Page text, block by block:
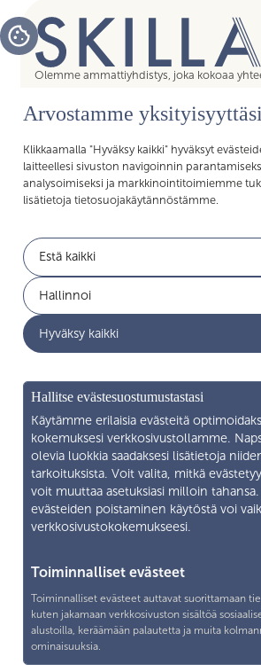
Arvostamme yksityisyyttäsi
Klikkaamalla "Hyväksy kaikki" hyväksyt
laitteellesi sivuston navigoinnin
analysoimiseksi ja markkinointitoimiemme
lisätietoja tietosuojakäytännöstämme.
Estä kaikki
Hallinnoi
Hyväksy kaikki
Hallitse evästesuostumustastasi
Käytämme erilaisia evästeitä
kokemuksesi verkkosivustollamme.
olevia luokkia saadaksesi lisätietoja
tarkoituksista. Voit valita, mitkä
voit muuttaa asetuksiasi milloin
evästeiden poistaminen käytöstä voi
verkkosivustokokemukseesi.
Toiminnalliset evästeet
Toiminnalliset evästeet auttavat suorittamaan
kuten jakamaan verkkosivuston sisältöä
alustoilla, keräämään palautetta ja muita
ominaisuuksia.
Olemme ammattiyhdistys, joka kokoaa
esihenkilöt ja päälliköt – kaikki sujuvan
Liittymällä Skillan jäseneksi saat Akavan
Pikalinkit
Jäsenyys
Työelämän palvelut
Ajankohtaista
Yhteystiedot
Liity jäseneksi
Henkilötietojen käsittely
Tietosuojaseloste
Yhteystiedot
Snellmaninkatu 19—21 F 13 00170
040 571 1038